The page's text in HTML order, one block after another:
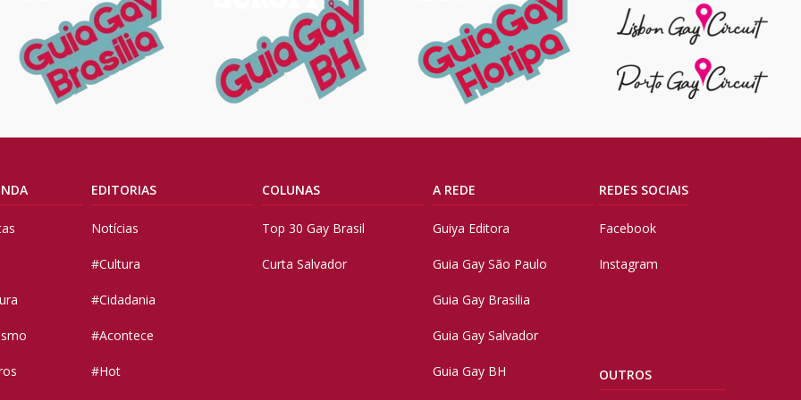
EDITORIAS
Notícias
#Cultura
#Cidadania
#Acontece
#Hot
COLUNAS
Top 30 Gay Brasil
Curta Salvador
A REDE
Guiya Editora
Guia Gay São Paulo
Guia Gay Brasilia
Guia Gay Salvador
Guia Gay BH
REDES SOCIAIS
Facebook
Instagram
OUTROS